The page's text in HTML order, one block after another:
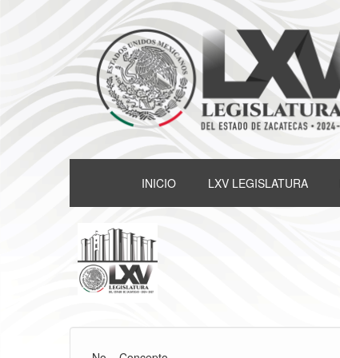
INICIO LXV LEGISLATURA